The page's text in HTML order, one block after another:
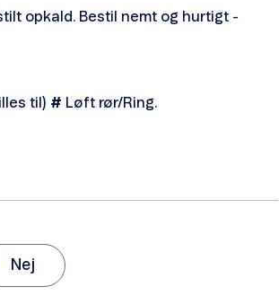
opkald. Bestil nemt og hurtigt -
til) # Løft rør/Ring.
Nej